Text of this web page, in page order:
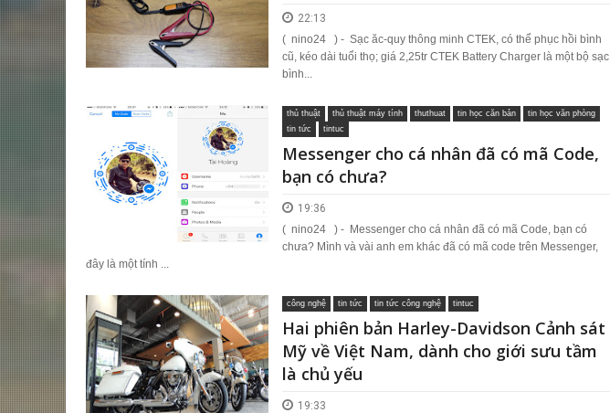
22:13
( nino24 ) - Sạc ăc-quy thông minh CTEK, có thể phục hồi bình
cũ, kéo dài tuổi thọ; giá 2,25tr CTEK Battery Charger là một bộ sạc
bình...
thủ thuật thủ thuật máy tính thuthuat tin học căn bản
tin học văn phòng
tin tức
tintuc
Messenger cho cá nhân đã có mã Code,
bạn có chưa?
19:36
( nino24 ) - Messenger cho cá nhân đã có mã Code, bạn có
chưa? Mình và vài anh em khác đã có mã code trên Messenger,
đây là một tính ...
công nghệ tin tức tin tức công nghệ tintuc
Hai phiên bản Harley-Davidson Cảnh sát
Mỹ về Việt Nam, dành cho giới sưu tầm
là chủ yếu
19:33